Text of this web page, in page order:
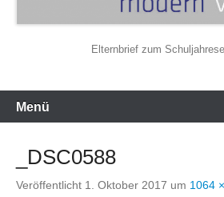
Elternbrief zum
Primäres
Menü
Menü
_DSC0588
Veröffentlicht 1. Oktober 2017 um 1064